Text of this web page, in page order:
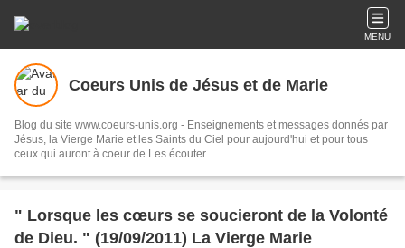
MENU
Coeurs Unis de Jésus et de Marie
Blog du site www.coeurs-unis.org - Enseignements et messages donnés par
Jésus, la Vierge Marie et les Saints du Ciel pour aujourd'hui et pour tous
ceux qui auront à coeur de Les écouter...
" Lorsque les cœurs se soucieront de la Volonté
de Dieu. " (19/09/2011) La Vierge Marie